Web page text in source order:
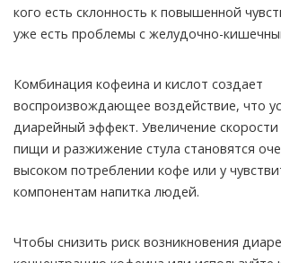
кого есть склонность к повышенной
уже есть проблемы с желудочно-
Комбинация кофеина и кислот создает
воспроизвождающее воздействие, что
диарейный эффект. Увеличение
пищи и разжижение стула становятся
высоком потреблении кофе или у
компонентам напитка людей.
Чтобы снизить риск возникновения